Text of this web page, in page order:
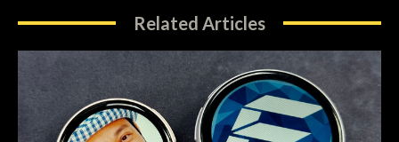
Related Articles